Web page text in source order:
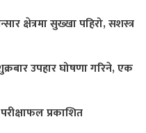
क्षेत्रमा सुख्खा पहिरो, सशस्त्र
उपहार घोषणा गरिने, एक
प्रकाशित